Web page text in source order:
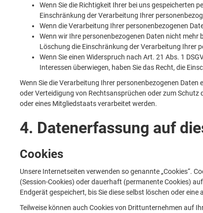
Wenn Sie die Richtigkeit Ihrer bei uns gespeicherten
Einschränkung der Verarbeitung Ihrer
Wenn die Verarbeitung Ihrer personenbezogenen
Wenn wir Ihre personenbezogenen Daten nicht
Löschung die Einschränkung der Verarbeitung Ihrer
Wenn Sie einen Widerspruch nach Art. 21 Abs. 1
Interessen überwiegen, haben Sie das Recht, die
Wenn Sie die Verarbeitung Ihrer personenbezogenen
oder Verteidigung von Rechtsansprüchen oder zum
oder eines Mitgliedstaats verarbeitet werden.
4. Datenerfassung auf
Cookies
Unsere Internetseiten verwenden so genannte „Cookies“.
(Session-Cookies) oder dauerhaft (permanente Cookies)
Endgerät gespeichert, bis Sie diese selbst löschen oder
Teilweise können auch Cookies von Drittunternehmen auf